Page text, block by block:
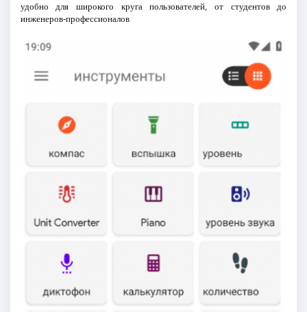
удобно для широкого круга пользователей, от студентов до
инженеров-профессионалов